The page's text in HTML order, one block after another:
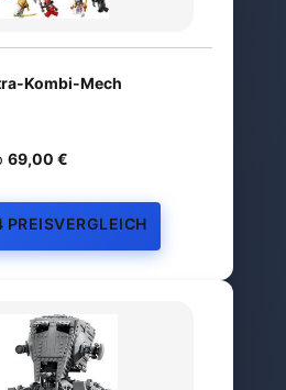
Kombi-Mech
69,00 €